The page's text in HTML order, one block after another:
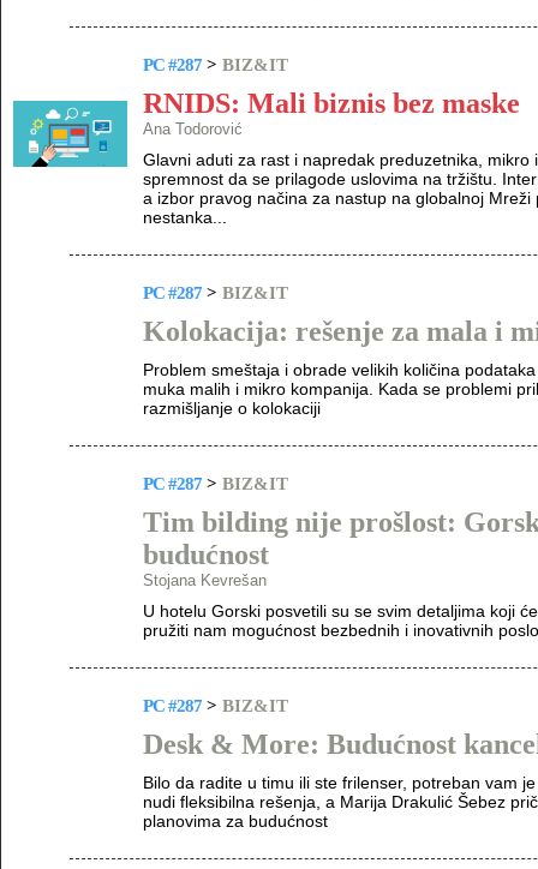
PC #287 > BIZ&IT
RNIDS: Mali biznis bez maske
Ana Todorović
Glavni aduti za rast i napredak preduzetnika,
spremnost da se prilagode uslovima na tržištu.
a izbor pravog načina za nastup na globalnoj
nestanka...
PC #287 > BIZ&IT
Kolokacija: rešenje za mala i
Problem smeštaja i obrade velikih količina
muka malih i mikro kompanija. Kada se problemi
razmišljanje o kolokaciji
PC #287 > BIZ&IT
Tim bilding nije prošlost:
budućnost
Stojana Kevrešan
U hotelu Gorski posvetili su se svim detaljima koji
pružiti nam mogućnost bezbednih i inovativnih
PC #287 > BIZ&IT
Desk & More: Budućnost
Bilo da radite u timu ili ste frilenser, potreban vam
nudi fleksibilna rešenja, a Marija Drakulić Šebez
planovima za budućnost